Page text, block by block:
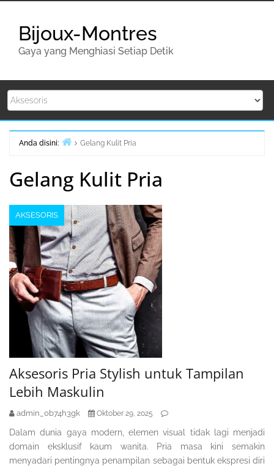
kontenBijoux-Montres
Gaya yang Menghiasi Setiap Detik
Anda disini:
Gelang Kulit Pria
Gelang Kulit Pria
AKSESORIS
Aksesoris Pria Stylish untuk Tampilan
Lebih Maskulin
admin_ob74h3gk Oktober 29, 2025
Dalam dunia gaya modern, elemen visual tidak lagi menjadi
domain eksklusif kaum wanita. Pria masa kini semakin
menyadari pentingnya penampilan sebagai bentuk ekspresi diri